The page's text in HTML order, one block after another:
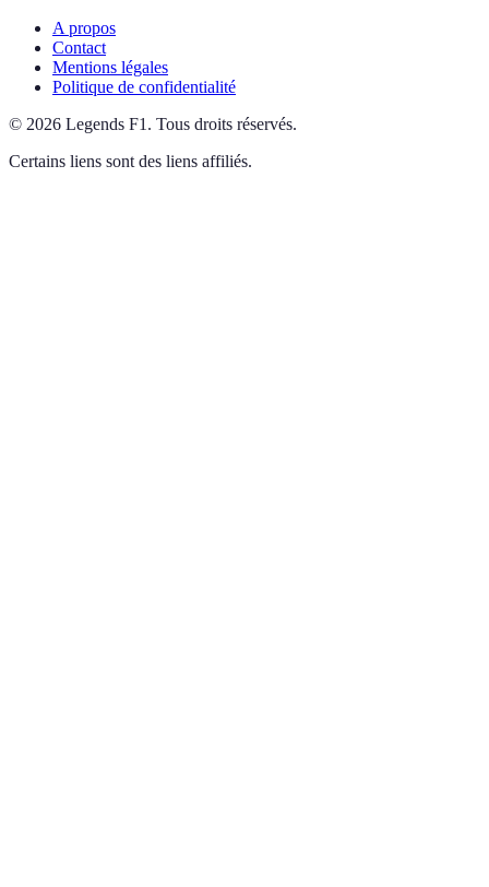
A propos
Contact
Mentions légales
Politique de confidentialité
© 2026 Legends F1 . Tous droits réservés.
Certains liens sont des liens affiliés.